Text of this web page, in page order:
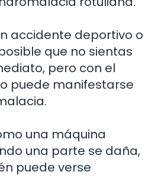
accidente deportivo o
que no sientas
pero con el
puede manifestarse
una máquina
una parte se daña,
puede verse